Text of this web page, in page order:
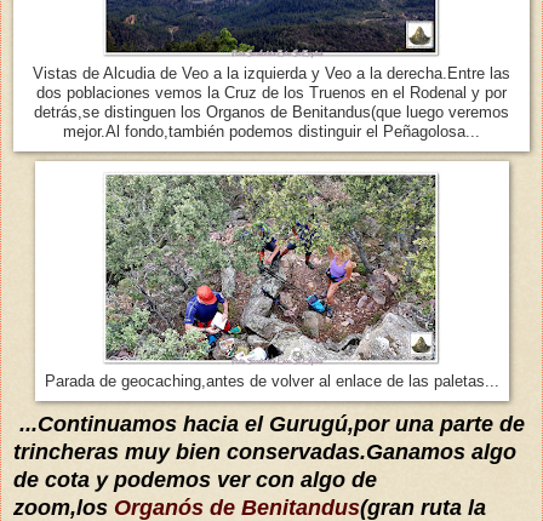
Vistas de Alcudia de Veo a la izquierda y Veo a la derecha.Entre las
dos poblaciones vemos la Cruz de los Truenos en el Rodenal y por
detrás,se distinguen los Organos de Benitandus(que luego veremos
mejor.Al fondo,también podemos distinguir el Peñagolosa...
Parada de geocaching,antes de volver al enlace de las paletas...
...Continuamos hacia el Gurugú,por una parte de
trincheras muy bien conservadas.Ganamos algo
de cota y podemos vercon algo de
zoom,los Organós de Benitandus(gran ruta la